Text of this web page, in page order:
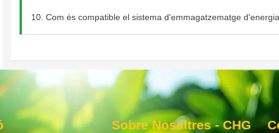
10. Com és compatible el sistema d'emmagatzematge
Sobre Nosaltres - CHG